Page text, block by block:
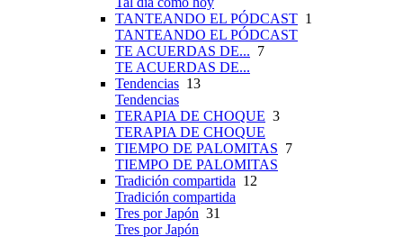
TANTEANDO EL PÓDCAST 1
TANTEANDO EL PÓDCAST
TE ACUERDAS DE... 7
TE ACUERDAS DE...
Tendencias 13
Tendencias
TERAPIA DE CHOQUE 3
TERAPIA DE CHOQUE
TIEMPO DE PALOMITAS 7
TIEMPO DE PALOMITAS
Tradición compartida 12
Tradición compartida
Tres por Japón 31
Tres por Japón